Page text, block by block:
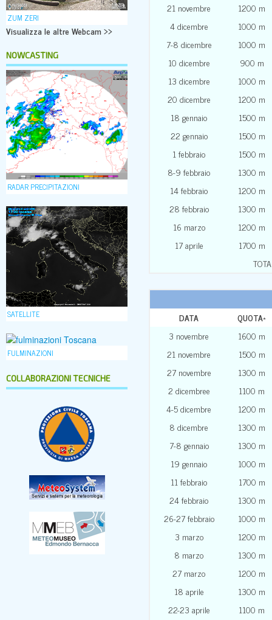
ZUM ZERI
Visualizza le altre Webcam >>
NOWCASTING
RADAR PRECIPITAZIONI
SATELLITE
FULMINAZIONI
COLLABORAZIONI TECNICHE
21 novembre
1200 m
4 dicembre
1000 m
7-8 dicembre
1000 m
10 dicembre
900 m
13 dicembre
1000 m
20 dicembre
1200 m
18 gennaio
1500 m
22 gennaio
1500 m
1 febbraio
1500 m
8-9 febbraio
1300 m
14 febbraio
1200 m
28 febbraio
1300 m
16 marzo
1200 m
17 aprile
1700 m
DATA QUOTA*
3 novembre
1600 m
21 novembre
1500 m
27 novembre
1300 m
2 dicembree
1100 m
4-5 dicembre
1200 m
8 dicembre
1300 m
7-8 gennaio
1300 m
19 gennaio
1000 m
11 febbraio
1700 m
24 febbraio
1300 m
26-27 febbraio
1000 m
3 marzo
1200 m
8 marzo
1300 m
27 marzo
1200 m
18 aprile
1300 m
22-23 aprile
1100 m